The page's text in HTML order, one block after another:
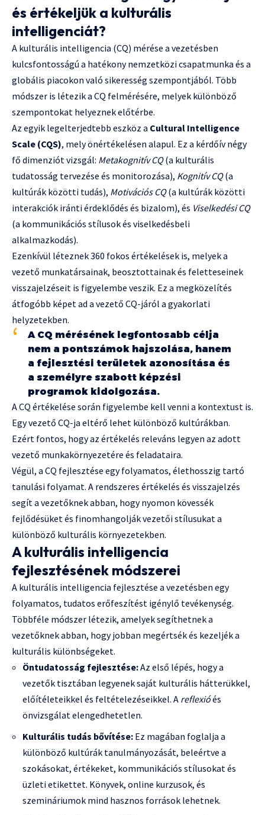
és értékeljük a kulturális
intelligenciát?
A kulturális intelligencia (CQ) mérése a vezetésben
kulcsfontosságú a hatékony nemzetközi csapatmunka és a
globális piacokon való sikeresség szempontjából. Több
módszer is létezik a CQ felmérésére, melyek különböző
szempontokat helyeznek előtérbe.
Az egyik legelterjedtebb eszköz a Cultural Intelligence
Scale (CQS), mely önértékelésen alapul. Ez a kérdőív négy
fő dimenziót vizsgál: Metakognitív CQ(a kulturális
tudatosság tervezése és monitorozása), Kognitív CQ(a
kultúrák közötti tudás), Motivációs CQ(a kultúrák közötti
interakciók iránti érdeklődés és bizalom), és Viselkedési CQ
(a kommunikációs stílusok és viselkedésbeli
alkalmazkodás).
Ezenkívül léteznek 360 fokos értékelések is, melyek a
vezető munkatársainak, beosztottainak és feletteseinek
visszajelzéseit is figyelembe veszik. Ez a megközelítés
átfogóbb képet ad a vezető CQ-járól a gyakorlati
helyzetekben.
A CQ mérésének legfontosabb célja
nem a pontszámok hajszolása, hanem
a fejlesztési területek azonosítása és
a személyre szabott képzési
programok kidolgozása.
A CQ értékelése során figyelembe kell venni a kontextust is.
Egy vezető CQ-ja eltérő lehet különböző kultúrákban.
Ezért fontos, hogy az értékelés releváns legyen az adott
vezető munkakörnyezetére és feladataira.
Végül, a CQ fejlesztése egy folyamatos, élethosszig tartó
tanulási folyamat. A rendszeres értékelés és visszajelzés
segít a vezetőknek abban, hogy nyomon kövessék
fejlődésüket és finomhangolják vezetői stílusukat a
különböző kulturális környezetekben.
A kulturális intelligencia
fejlesztésének módszerei
A kulturális intelligencia fejlesztése a vezetésben egy
folyamatos, tudatos erőfeszítést igénylő tevékenység.
Többféle módszer létezik, amelyek segíthetnek a
vezetőknek abban, hogy jobban megértsék és kezeljék a
kulturális különbségeket.
Öntudatosság fejlesztése:Az első lépés, hogy a
vezetők tisztában legyenek saját kulturális hátterükkel,
előítéleteikkel és feltételezéseikkel. A reflexióés
önvizsgálat elengedhetetlen.
Kulturális tudás bővítése: Ez magában foglalja a
különböző kultúrák tanulmányozását, beleértve a
szokásokat, értékeket, kommunikációs stílusokat és
üzleti etikettet. Könyvek, online kurzusok, és
szemináriumok mind hasznos források lehetnek.